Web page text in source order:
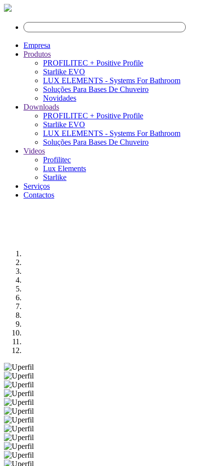
Empresa
Produtos
PROFILITEC + Positive Profile
Starlike EVO
LUX ELEMENTS - Systems For Bathroom
Soluções Para Bases De Chuveiro
Novidades
Downloads
PROFILITEC + Positive Profile
Starlike EVO
LUX ELEMENTS - Systems For Bathroom
Soluções Para Bases De Chuveiro
Videos
Profilitec
Lux Elements
Starlike
Serviços
Contactos